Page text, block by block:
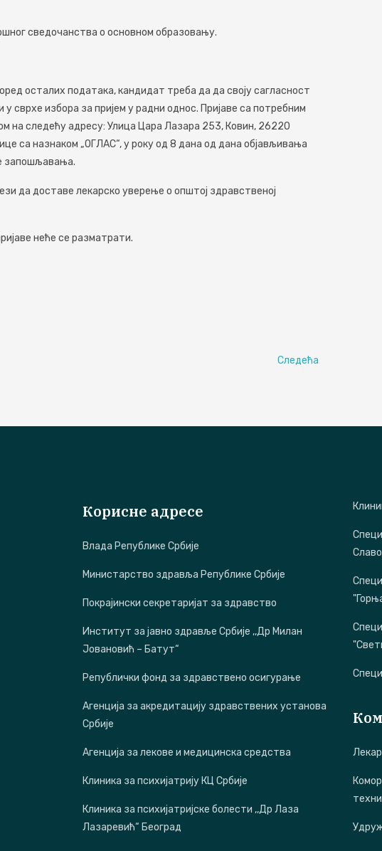
сведочанства о основном образовању.
осталих података, кандидат треба да да своју сагласност
сврхе избора за пријем у радни однос. Пријаве са потребним
на следећу адресу: Улица Цара Лазара 253, Ковин, 26220
са назнаком „ОГЛАС“, у року од 8 дана од дана објављивања
запошљавања.
да доставе лекарско уверење о општој здравственој
неће се разматрати.
Следећа
Корисне адресе
Влада Републике Србије
Министарство здравља Републике Србије
Покрајински секретаријат за здравство
Институт за јавно здравље Србије ,,Др Милан
Јовановић – Батут“
Републички фонд за здравствено осигурање
Агенција за акредитацију здравствених установа
Србије
Агенција за лекове и медицинска средства
Клиника за психијатрију КЦ Србије
Клиника за психијатријске болести ,,Др Лаза
Лазаревић“ Београд